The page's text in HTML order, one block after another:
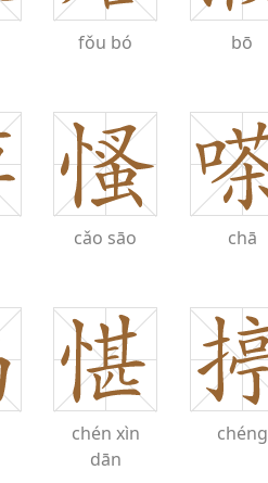
fǒu bó bō
cǎo sāo chā
chén xìn
dān
chéng